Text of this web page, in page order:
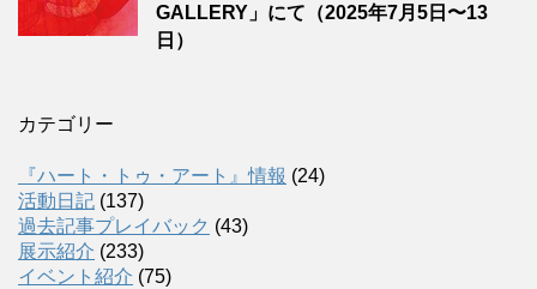
GALLERY」にて（2025年7月5日〜13
日）
カテゴリー
『ハート・トゥ・アート』情報 (24)
活動日記 (137)
過去記事プレイバック (43)
展示紹介 (233)
イベント紹介 (75)